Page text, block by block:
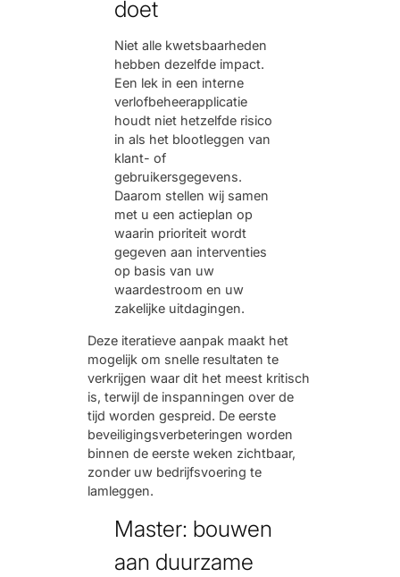
doet
Niet alle kwetsbaarheden
hebben dezelfde impact.
Een lek in een interne
verlofbeheerapplicatie
houdt niet hetzelfde risico
in als het blootleggen van
klant- of
gebruikersgegevens.
Daarom stellen wij samen
met u een actieplan op
waarin prioriteit wordt
gegeven aan interventies
op basis van uw
waardestroom en uw
zakelijke uitdagingen.
Deze iteratieve aanpak maakt het
mogelijk om snelle resultaten te
verkrijgen waar dit het meest kritisch
is, terwijl de inspanningen over de
tijd worden gespreid. De eerste
beveiligingsverbeteringen worden
binnen de eerste weken zichtbaar,
zonder uw bedrijfsvoering te
lamleggen.
Master: bouwen
aan duurzame